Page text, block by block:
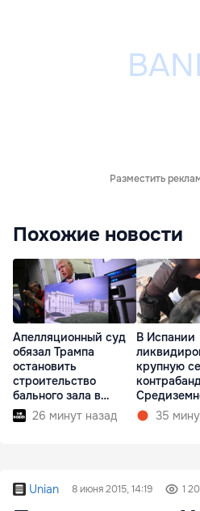
Разместить
Похожие новости
Апелляционный суд
обязал Трампа
остановить
строительство
бального зала в
Белом доме
26 минут назад
В Испании
крупную
35
Unian 8 июня 2015, 14:19 1